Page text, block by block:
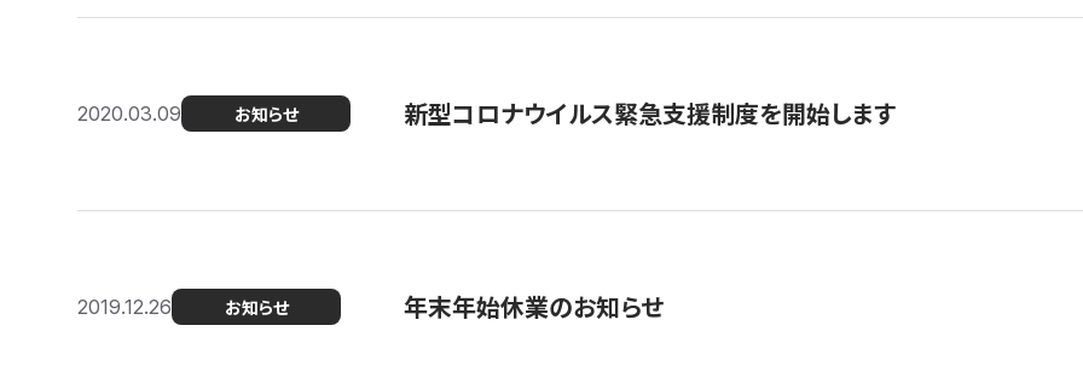
2020.03.09 お知らせ 新型コロナウイルス緊急支援制度を開始します
2019.12.26 お知らせ 年末年始休業のお知らせ